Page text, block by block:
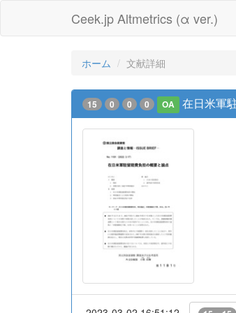
Ceek.jp Altmetrics (α ver.)
ホーム 文献詳細
15 0 0 0 OA 在日米軍